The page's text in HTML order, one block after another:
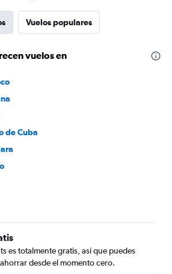
Vuelos populares
vuelos en
de Cuba
es totalmente gratis, así que puedes
desde el momento cero.